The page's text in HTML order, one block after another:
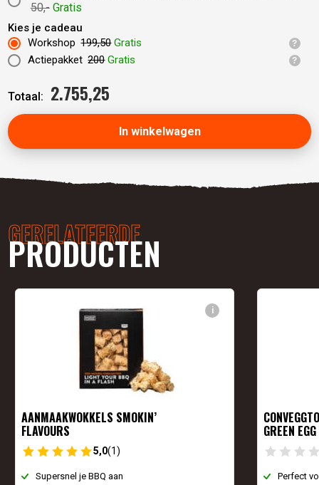
50,- Gratis
Kies je cadeau
Workshop 199,50Gratis
Actiepakket 200Gratis
Totaal: 2.755,25
In winkelwagen
GERELATEERDE
PRODUCTEN
i
AANMAAKWOKKELS SMOKIN’
FLAVOURS
5,0(1)
Supersnel je BBQ aan
GREEN EGG
Perfect